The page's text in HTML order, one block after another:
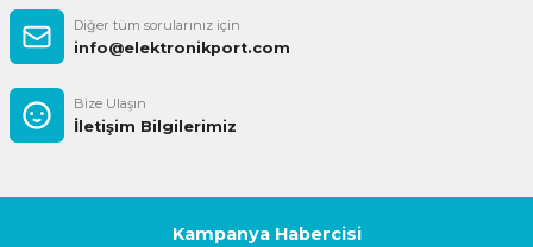
Diğer tüm sorularınız için
info@elektronikport.com
Bize Ulaşın
İletişim Bilgilerimiz
Kampanya Habercisi